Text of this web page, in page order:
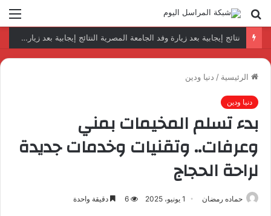
بحث
عن
رئيس المكتب التنفيذي للمجلس العربي للاختصاصات الصحية يبحث مع الأمين العام لجامعة الدول العربية تعزيز التعاون لتطوير النظم الصحية العربية
الرئيسية / دنيا ودين
دنيا ودين
بدء تسلم المخيمات بمني
وعرفات.. وتقنيات وخدمات جديدة
لراحة الحجاج
حماده رمضان 1 يونيو، 2025 6 دقيقة واحدة